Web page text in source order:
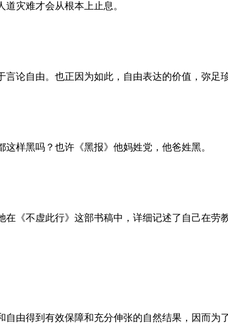
灾难才会从根本上止息。
论自由。也正因为如此，自由表达的价值，弥足
样黑吗？也许《黑报》他妈姓党，他爸姓黑。
在《不虚此行》这部书稿中，详细记述了自己在
由得到有效保障和充分伸张的自然结果，因而